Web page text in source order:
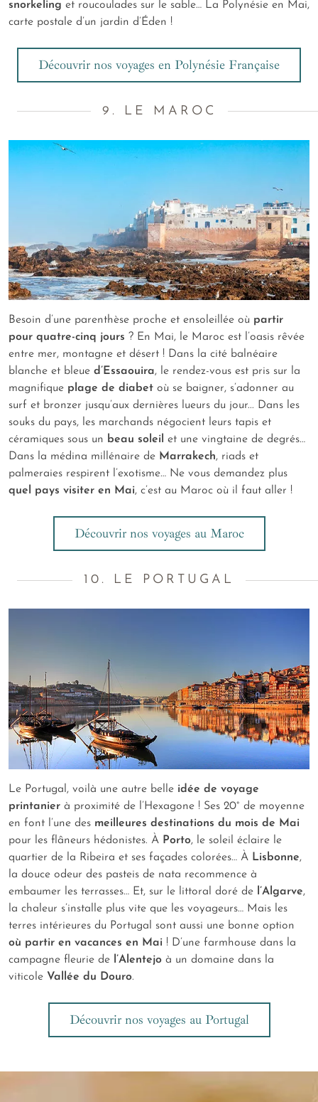
snorkeling et roucoulades sur le sable… La Polynésie en Mai,
carte postale d’un jardin d’Éden !
Découvrir nos voyages en Polynésie Française
9. LE MAROC
Besoin d’une parenthèse proche et ensoleillée où partir
pour quatre-cinq jours ? En Mai, le Maroc est l’oasis rêvée
entre mer, montagne et désert ! Dans la cité balnéaire
blanche et bleue d’Essaouira, le rendez-vous est pris sur la
magnifique plage de diabet où se baigner, s’adonner au
surf et bronzer jusqu’aux dernières lueurs du jour... Dans les
souks du pays, les marchands négocient leurs tapis et
céramiques sous un beau soleil et une vingtaine de degrés…
Dans la médina millénaire de Marrakech, riads et
palmeraies respirent l’exotisme… Ne vous demandez plus
quel pays visiter en Mai, c’est au Maroc où il faut aller !
Découvrir nos voyages au Maroc
10. LE PORTUGAL
Le Portugal, voilà une autre belle idée de voyage
printanier à proximité de l’Hexagone ! Ses 20° de moyenne
en font l’une des meilleures destinations du mois de Mai
pour les flâneurs hédonistes. À Porto, le soleil éclaire le
quartier de la Ribeira et ses façades colorées… À Lisbonne,
la douce odeur des pasteis de nata recommence à
embaumer les terrasses… Et, sur le littoral doré de l’Algarve,
la chaleur s’installe plus vite que les voyageurs… Mais les
terres intérieures du Portugal sont aussi une bonne option
où partir en vacances en Mai ! D’une farmhouse dans la
campagne fleurie de l’Alentejo à un domaine dans la
viticole Vallée du Douro.
Découvrir nos voyages au Portugal